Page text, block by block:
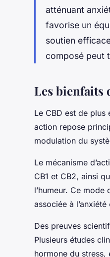
atténuant
favorise un
soutien
composé peut
Les bienfaits
Le CBD est de plus
action repose
modulation du
Le mécanisme
CB1 et CB2, ainsi
l’humeur. Ce
associée à
Des preuves
Plusieurs études
hormone du stress,